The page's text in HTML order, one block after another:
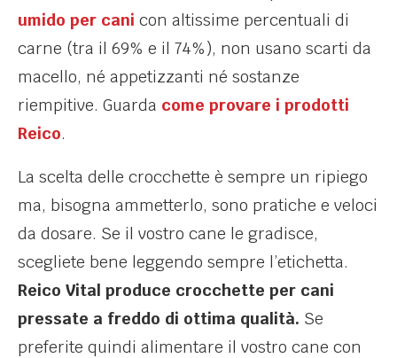
umido per cani con altissime percentuali di
carne (tra il 69% e il 74%), non usano scarti da
macello, né appetizzanti né sostanze
riempitive. Guarda come provare i prodotti
Reico.
La scelta delle crocchette è sempre un ripiego
ma, bisogna ammetterlo, sono pratiche e veloci
da dosare. Se il vostro cane le gradisce,
scegliete bene leggendo sempre l’etichetta.
Reico Vital produce crocchette per cani
pressate a freddo di ottima qualità. Se
preferite quindi alimentare il vostro cane con